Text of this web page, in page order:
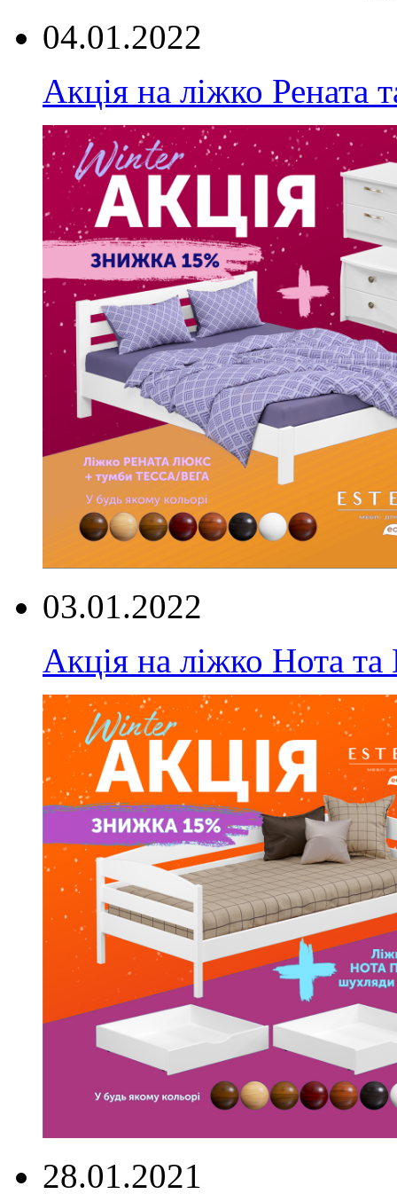
04.01.2022
Акція на ліжко
03.01.2022
Акція на ліжко Нота
28.01.2021